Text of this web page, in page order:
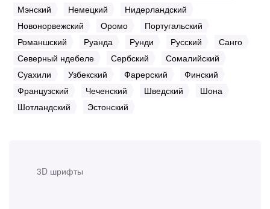
3D шрифты
Мэнский
Немецкий
Нидерландский
Новонорвежский
Оромо
Португальский
Романшский
Руанда Рунди Русский
Санго
Северный ндебеле
Сербский
Сомалийский
Суахили
Узбекский Фарерский
Финский
Французский
Чеченский Шведский
Шона
Шотландский
Эстонский